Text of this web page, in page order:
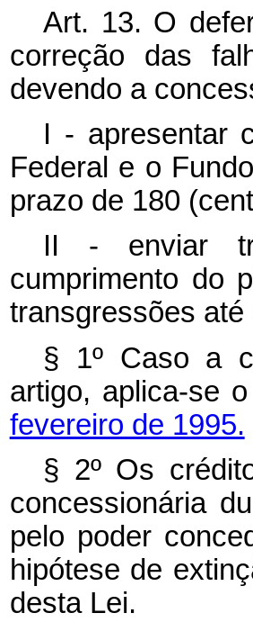
Art. 13. O
correção das
devendo a
I - apresentar
Federal e o
prazo de 180
II - enviar
cumprimento do
transgressões
§ 1º Caso a
artigo, aplica-se
fevereiro de 1995.
§ 2º Os
concessionária
pelo poder
hipótese de
desta Lei.